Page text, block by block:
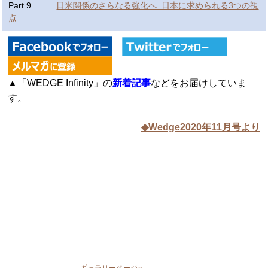
Part 9 日米関係のさらなる強化へ 日本に求められる3つの視
点
▲「WEDGE Infinity」の新着記事などをお届けしていま
す。
◆Wedge2020年11月号より